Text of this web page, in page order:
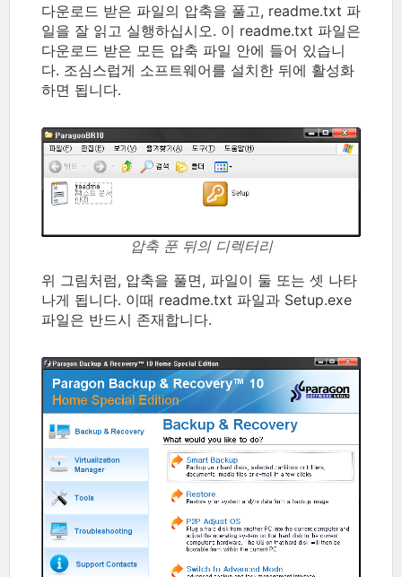
다운로드 받은 파일의 압축을 풀고, readme.txt 파
일을 잘 읽고 실행하십시오. 이 readme.txt 파일은
다운로드 받은 모든 압축 파일 안에 들어 있습니
다. 조심스럽게 소프트웨어를 설치한 뒤에 활성화
하면 됩니다.
압축 푼 뒤의 디렉터리
위 그림처럼, 압축을 풀면, 파일이 둘 또는 셋 나타
나게 됩니다. 이때 readme.txt 파일과 Setup.exe
파일은 반드시 존재합니다.